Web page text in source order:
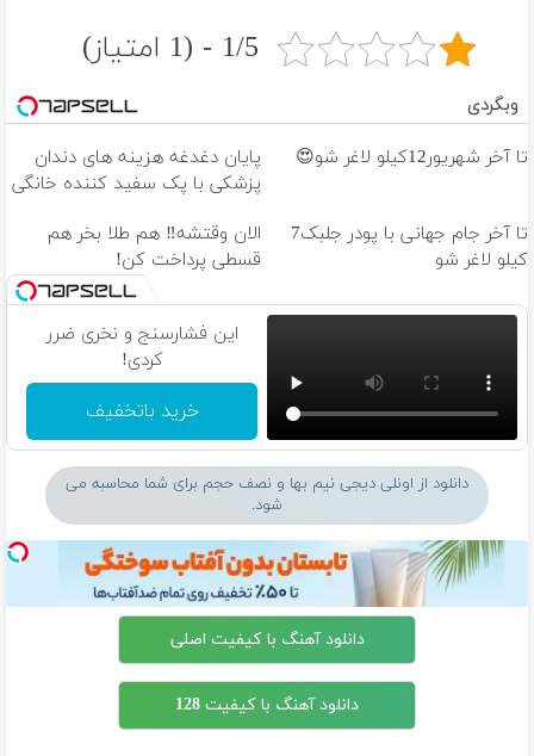
1/5 - (1 امتیاز)
وبگردی
تا آخر شهریور12کیلو لاغر شو😍
پایان دغدغه هزینه های دندان
پزشکی با پک سفید کننده خانگی
تا آخر جام جهانی با پودر جلبک7
کیلو لاغر شو
الان وقتشه‼️ هم طلا بخر هم
قسطی پرداخت کن!
این فشارسنج و نخری ضرر
کردی!
خرید باتخفیف
دانلود از اونلی دیجی نیم بها و نصف حجم برای شما محاسبه می
شود.
دانلود آهنگ با کیفیت اصلی
دانلود آهنگ با کیفیت 128